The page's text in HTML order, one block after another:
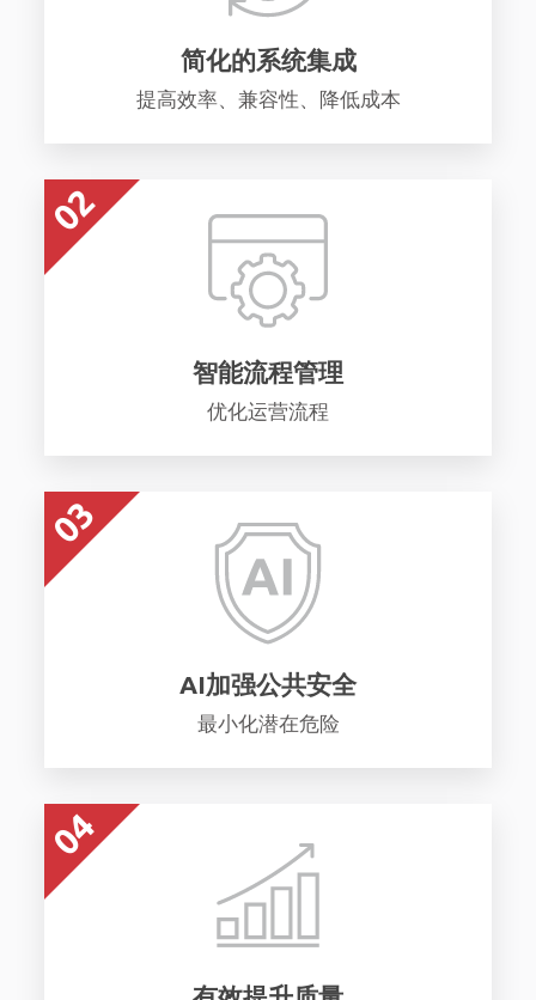
简化的系统集成
提高效率、兼容性、降低成本
智能流程管理
优化运营流程
AI加强公共安全
最小化潜在危险